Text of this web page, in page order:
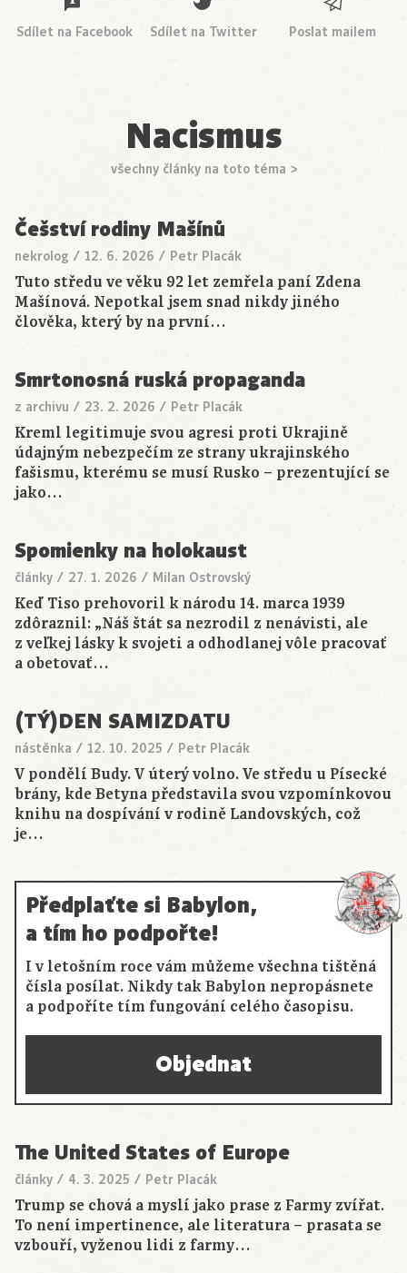
Sdílet na Facebook Sdílet na Twitter Poslat mailem
Nacismus
všechny články na toto téma >
Češství rodiny Mašínů
nekrolog / 12. 6. 2026 / Petr Placák
Tuto středu ve věku 92 let zemřela paní Zdena
Mašínová. Nepotkal jsem snad nikdy jiného
člověka, který by na první…
Smrtonosná ruská propaganda
z archivu / 23. 2. 2026 / Petr Placák
Kreml legitimuje svou agresi proti Ukrajině
údajným nebezpečím ze strany ukrajinského
fašismu, kterému se musí Rusko – prezentující se
jako…
Spomienky na holokaust
články / 27. 1. 2026 / Milan Ostrovský
Keď Tiso prehovoril k národu 14. marca 1939
zdôraznil: „Náš štát sa nezrodil z nenávisti, ale
z veľkej lásky k svojeti a odhodlanej vôle pracovať
a obetovať…
(TÝ)DEN SAMIZDATU
nástěnka / 12. 10. 2025 / Petr Placák
V pondělí Budy. V úterý volno. Ve středu u Písecké
brány, kde Betyna představila svou vzpomínkovou
knihu na dospívání v rodině Landovských, což
je…
Předplaťte si Babylon,
a tím ho podpořte!
I v letošním roce vám můžeme všechna tištěná
čísla posílat. Nikdy tak Babylon nepropásnete
a podpoříte tím fungování celého časopisu.
Objednat
The United States of Europe
články / 4. 3. 2025 / Petr Placák
Trump se chová a myslí jako prase z Farmy zvířat.
To není impertinence, ale literatura – prasata se
vzbouří, vyženou lidi z farmy…